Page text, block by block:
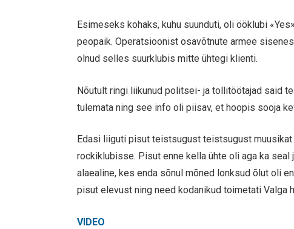
Esimeseks kohaks, kuhu suunduti, oli ööklubi
peopaik. Operatsioonist osavõtnute armee
olnud selles suurklubis mitte ühtegi klienti.
Nõutult ringi liikunud politsei- ja tollitöötajad said
tulemata ning see info oli piisav, et hoopis sooja
Edasi liiguti pisut teistsugust teistsugust
rockiklubisse. Pisut enne kella ühte oli aga ka
alaealine, kes enda sõnul mõned lonksud õlut oli
pisut elevust ning need kodanikud toimetati Valga
VIDEO